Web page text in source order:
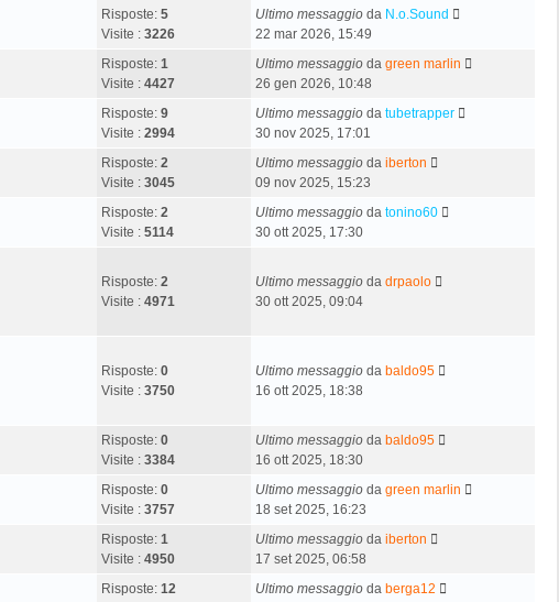
Risposte: 5
Visite : 3226
Ultimo messaggio da N.o.Sound
22 mar 2026, 15:49
Risposte: 1
Visite : 4427
Ultimo messaggio da green marlin
26 gen 2026, 10:48
Risposte: 9
Visite : 2994
Ultimo messaggio da tubetrapper
30 nov 2025, 17:01
Risposte: 2
Visite : 3045
Ultimo messaggio da iberton
09 nov 2025, 15:23
Risposte: 2
Visite : 5114
Ultimo messaggio da tonino60
30 ott 2025, 17:30
Risposte: 2
Visite : 4971
Ultimo messaggio da drpaolo
30 ott 2025, 09:04
Risposte: 0
Visite : 3750
Ultimo messaggio da baldo95
16 ott 2025, 18:38
Risposte: 0
Visite : 3384
Ultimo messaggio da baldo95
16 ott 2025, 18:30
Risposte: 0
Visite : 3757
Ultimo messaggio da green marlin
18 set 2025, 16:23
Risposte: 1
Visite : 4950
Ultimo messaggio da iberton
17 set 2025, 06:58
Risposte: 12
Ultimo messaggio da berga12